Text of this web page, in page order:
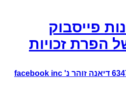
פייסבוק
הפרת זכויות
ת.א. (מחוזי ת"א) 63470-05-19 דיאנה זוהר נ' facebook inc